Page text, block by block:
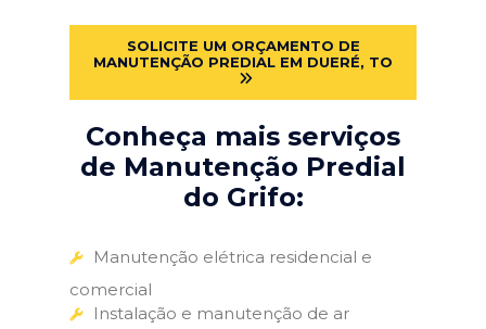
SOLICITE UM ORÇAMENTO DE
MANUTENÇÃO PREDIAL EM DUERÉ, TO
Conheça mais serviços
de Manutenção Predial
do Grifo:
Manutenção elétrica residencial e
comercial
Instalação e manutenção de ar